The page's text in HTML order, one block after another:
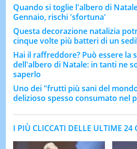
Quando si toglie l'albero di
Gennaio, rischi 'sfortuna'
Questa decorazione natalizia
cinque volte più batteri di un
Hai il raffreddore? Può essere la
dell'albero di Natale: in tanti ne
saperlo
Uno dei "frutti più sani del
delizioso spesso consumato nel
I PIÙ CLICCATI DELLE ULTIME 24